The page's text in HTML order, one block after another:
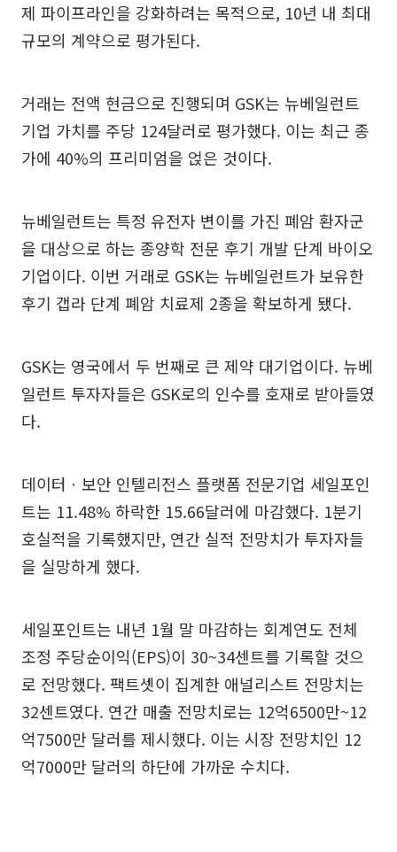
제 파이프라인을 강화하려는 목적으로, 10년 내 최대
규모의 계약으로 평가된다.
거래는 전액 현금으로 진행되며 GSK는 뉴베일런트
기업 가치를 주당 124달러로 평가했다. 이는 최근 종
가에 40%의 프리미엄을 얹은 것이다.
뉴베일런트는 특정 유전자 변이를 가진 폐암 환자군
을 대상으로 하는 종양학 전문 후기 개발 단계 바이오
기업이다. 이번 거래로 GSK는 뉴베일런트가 보유한
후기 갭라 단계 폐암 치료제 2종을 확보하게 됐다.
GSK는 영국에서 두 번째로 큰 제약 대기업이다. 뉴베
일런트 투자자들은 GSK로의 인수를 호재로 받아들였
다.
데이터ㆍ보안 인텔리전스 플랫폼 전문기업 세일포인
트는 11.48% 하락한 15.66달러에 마감했다. 1분기
호실적을 기록했지만, 연간 실적 전망치가 투자자들
을 실망하게 했다.
세일포인트는 내년 1월 말 마감하는 회계연도 전체
조정 주당순이익(EPS)이 30~34센트를 기록할 것으
로 전망했다. 팩트셋이 집계한 애널리스트 전망치는
32센트였다. 연간 매출 전망치로는 12억6500만~12
억7500만 달러를 제시했다. 이는 시장 전망치인 12
억7000만 달러의 하단에 가까운 수치다.